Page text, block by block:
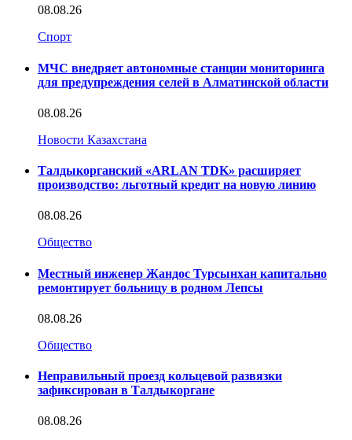
08.08.26
Спорт
МЧС внедряет автономные станции мониторинга
для предупреждения селей в Алматинской области
08.08.26
Новости Казахстана
Талдыкорганский «ARLAN TDK» расширяет
производство: льготный кредит на новую линию
08.08.26
Общество
Местный инженер Жандос Турсынхан капитально
ремонтирует больницу в родном Лепсы
08.08.26
Общество
Неправильный проезд кольцевой развязки
зафиксирован в Талдыкоргане
08.08.26